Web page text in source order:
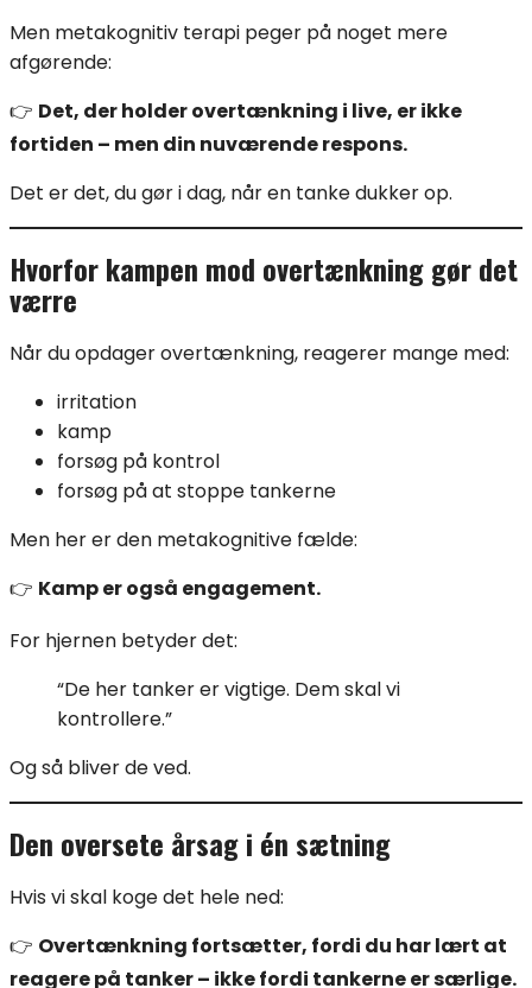
Men metakognitiv terapi peger på noget mere
afgørende:
👉 Det, der holder overtænkning i live, er ikke
fortiden – men din nuværende respons.
Det er det, du gør i dag, når en tanke dukker op.
Hvorfor kampen mod overtænkning gør det
værre
Når du opdager overtænkning, reagerer mange med:
irritation
kamp
forsøg på kontrol
forsøg på at stoppe tankerne
Men her er den metakognitive fælde:
👉 Kamp er også engagement.
For hjernen betyder det:
“De her tanker er vigtige. Dem skal vi
kontrollere.”
Og så bliver de ved.
Den oversete årsag i én sætning
Hvis vi skal koge det hele ned:
👉 Overtænkning fortsætter, fordi du har lært at
reagere på tanker – ikke fordi tankerne er særlige.